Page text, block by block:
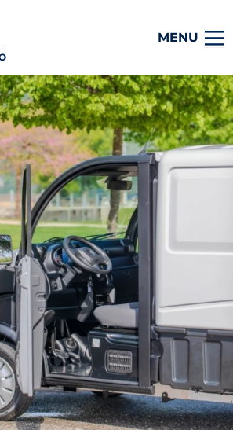
MENU